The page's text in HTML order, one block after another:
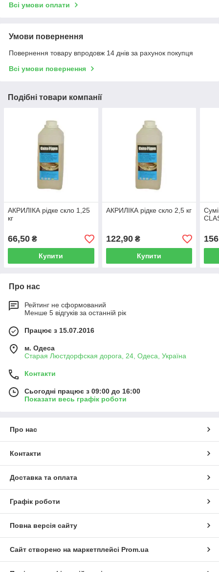
Всі умови оплати
Умови повернення
Повернення товару впродовж 14 днів за рахунок покупця
Всі умови повернення
Подібні товари компанії
АКРИЛІКА рідке скло 1,25
кг
66,50 ₴
Купити
АКРИЛІКА рідке скло 2,5 кг
122,90₴
Купити
Про нас
Рейтинг не сформований
Менше 5 відгуків за останній рік
Працює з 15.07.2016
м. Одеса
Старая Люстдорфская дорога, 24, Одеса, Україна
Контакти
Сьогодні працює з 09:00 до 16:00
Показати весь графік роботи
Про нас
Контакти
Доставка та оплата
Графік роботи
Повна версія сайту
Сайт створено на маркетплейсі Prom.ua